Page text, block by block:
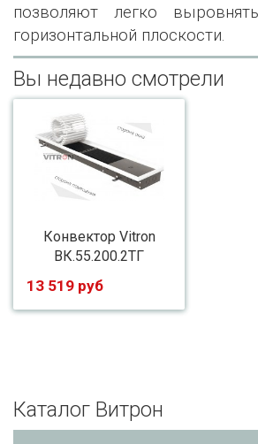
позволяют легко
горизонтальной плоскости.
Вы недавно смотрели
Конвектор Vitron
ВК.55.200.2ТГ
13 519 руб
Каталог Витрон